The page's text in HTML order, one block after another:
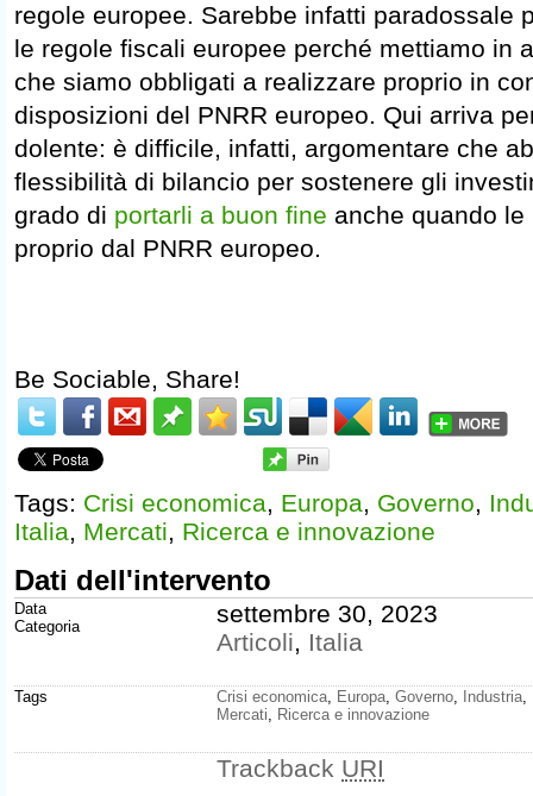
regole europee. Sarebbe infatti paradossale
le regole fiscali europee perché mettiamo in
che siamo obbligati a realizzare proprio in
disposizioni del PNRR europeo. Qui arriva
dolente: è difficile, infatti, argomentare che
flessibilità di bilancio per sostenere gli
grado di portarli a buon fine anche quando
proprio dal PNRR europeo.
Be Sociable, Share!
Tags: Crisi economica Europa Governo
Italia
Mercati Ricerca e innovazione
Dati dell'intervento
Data
Categoria
settembre 30, 2023
Articoli
Italia
Tags Crisi economica Europa Governo Industria
Mercati
Ricerca e innovazione
Trackback URI